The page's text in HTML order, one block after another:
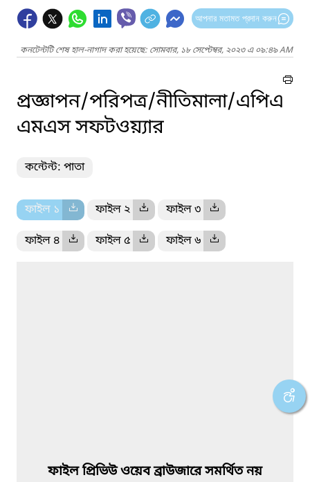
আপনার মতামত প্রদান করুন
কনটেন্টটি শেষ হাল-নাগাদ করা হয়েছে: সোমবার, ১৮ সেপ্টেম্বর, ২০২৩ এ ০৯:৪৯ AM
প্রজ্ঞাপন/পরিপত্র/নীতিমালা/এপিএ
এমএস সফটওয়্যার
কন্টেন্ট: পাতা
ফাইল ১ ফাইল ২ ফাইল ৩
ফাইল ৪ ফাইল ৫ ফাইল ৬
ফাইল প্রিভিউ ওয়েব ব্রাউজারে সমর্থিত নয়